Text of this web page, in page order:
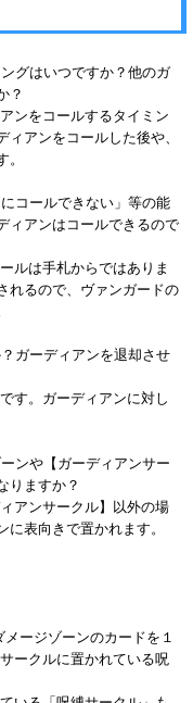
グはいつですか？他のガ
？
ンをコールするタイミン
アンをコールした後や、
コールできない」等の能
ィアンはコールできるので
ルは手札からではありま
れるので、ヴァンガードの
ガーディアンを退却させ
す。ガーディアンに対し
ンや【ガーディアンサー
りますか？
アンサークル】以外の場
表向きで置かれます。
ージゾーンのカードを１
ークルに置かれている呪